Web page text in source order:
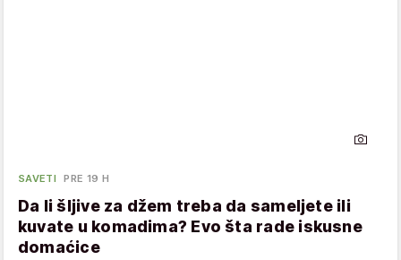
SAVETI PRE 19 H
Da li šljive za džem treba da sameljete ili
kuvate u komadima? Evo šta rade iskusne
domaćice